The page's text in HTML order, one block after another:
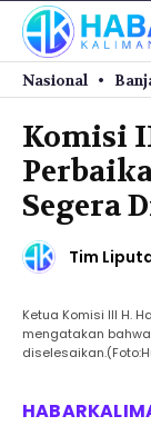
Nasional
Komisi
Segera
Tim
Ketua Komisi III H.
mengatakan